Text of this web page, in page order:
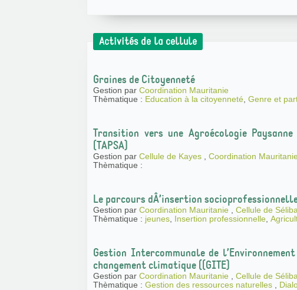
Activités de la cellule
Graines de Citoyenneté
Gestion par Coordination Mauritanie
Thèmatique : Education à la citoyenneté, Genre et
Transition vers une Agroécologie
(TAPSA)
Gestion par Cellule de Kayes , Coordination
Thèmatique :
Le parcours dÂ’insertion
Gestion par Coordination Mauritanie , Cellule de
Thèmatique : jeunes, Insertion professionnelle,
Gestion Intercommunale de
changement climatique ((GITE)
Gestion par Coordination Mauritanie , Cellule de
Thèmatique : Gestion des ressources naturelles ,